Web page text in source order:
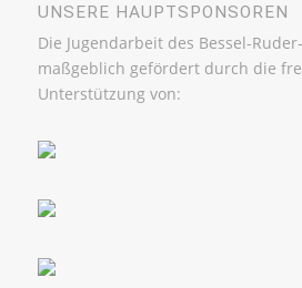
UNSERE HAUPTSPONSOREN
Die Jugendarbeit des Bessel-
maßgeblich gefördert durch die
Unterstützung von: